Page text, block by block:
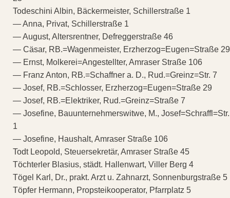
Todeschini Albin, Bäckermeister, Schillerstraße 1
— Anna, Privat, Schillerstraße 1
— August, Altersrentner, Defreggerstraße 46
— Cäsar, RB.=Wagenmeister, Erzherzog=Eugen=Straße 29
— Ernst, Molkerei=Angestellter, Amraser Straße 106
— Franz Anton, RB.=Schaffner a. D., Rud.=Greinz=Str. 7
— Josef, RB.=Schlosser, Erzherzog=Eugen=Straße 29
— Josef, RB.=Elektriker, Rud.=Greinz=Straße 7
— Josefine, Bauunternehmerswitwe, M., Josef=Schraffl=Str.
1
— Josefine, Haushalt, Amraser Straße 106
Todt Leopold, Steuersekretär, Amraser Straße 45
Töchterler Blasius, städt. Hallenwart, Viller Berg 4
Tögel Karl, Dr., prakt. Arzt u. Zahnarzt, Sonnenburgstraße 5
Töpfer Hermann, Propsteikooperator, Pfarrplatz 5